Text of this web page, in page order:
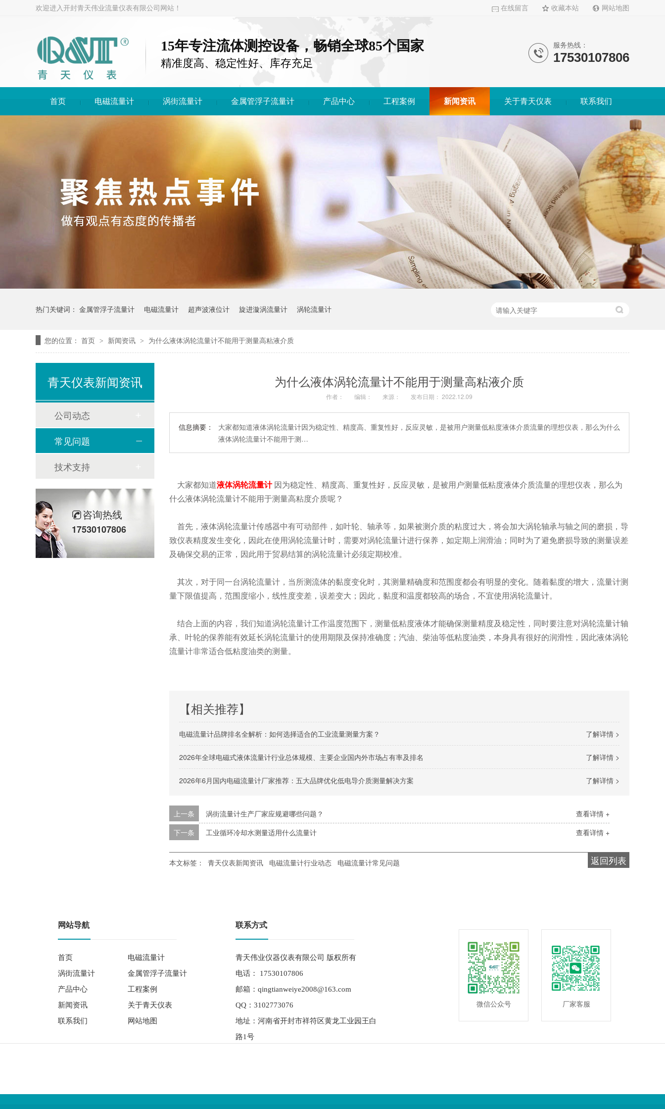
在线留言 收藏本站 网站地图
欢迎进入开封青天伟业流量仪表有限公司网站！
15年专注流体测控设备，畅销全球85个国家
精准度高、稳定性好、库存充足
服务热线：
17530107806
首页 电磁流量计 涡街流量计 金属管浮子流量计 产品中心 工程案例 新闻资讯 关于青天仪表 联系我们
热门关键词： 金属管浮子流量计 电磁流量计 超声波液位计 旋进漩涡流量计 涡轮流量计
您的位置： 首页 > 新闻资讯 > 为什么液体涡轮流量计不能用于测量高粘液介质
为什么液体涡轮流量计不能用于测量高粘液介质
作者： 编辑： 来源： 发布日期： 2022.12.09
信息摘要：
大家都知道液体涡轮流量计因为稳定性、精度高、重复性好，反应灵敏，是被用户测量低粘度液体介质流量的理想仪表，那么为什么
液体涡轮流量计不能用于测…
大家都知道液体涡轮流量计 因为稳定性、精度高、重复性好，反应灵敏，是被用户测量低粘度液体介质流量的理想仪表，那么为
什么液体涡轮流量计不能用于测量高粘度介质呢？
首先，液体涡轮流量计传感器中有可动部件，如叶轮、轴承等，如果被测介质的粘度过大，将会加大涡轮轴承与轴之间的磨损，导
致仪表精度发生变化，因此在使用涡轮流量计时，需要对涡轮流量计进行保养，如定期上润滑油；同时为了避免磨损导致的测量误差
及确保交易的正常，因此用于贸易结算的涡轮流量计必须定期校准。
其次，对于同一台涡轮流量计，当所测流体的黏度变化时，其测量精确度和范围度都会有明显的变化。随着黏度的增大，流量计测
量下限值提高，范围度缩小，线性度变差，误差变大；因此，黏度和温度都较高的场合，不宜使用涡轮流量计。
结合上面的内容，我们知道涡轮流量计工作温度范围下，测量低粘度液体才能确保测量精度及稳定性，同时要注意对涡轮流量计轴
承、叶轮的保养能有效延长涡轮流量计的使用期限及保持准确度；汽油、柴油等低粘度油类，本身具有很好的润滑性，因此液体涡轮
流量计非常适合低粘度油类的测量。
【相关推荐】
了解详情 >
电磁流量计品牌排名全解析：如何选择适合的工业流量测量方案？
了解详情 >
2026年全球电磁式液体流量计行业总体规模、主要企业国内外市场占有率及排名
了解详情 >
2026年6月国内电磁流量计厂家推荐：五大品牌优化低电导介质测量解决方案
查看详情 +
上一条
涡街流量计生产厂家应规避哪些问题？
查看详情 +
下一条 工业循环冷却水测量适用什么流量计
返回列表
本文标签： 青天仪表新闻资讯 电磁流量计行业动态 电磁流量计常见问题
青天仪表新闻资讯
公司动态
常见问题
技术支持
咨询热线
17530107806
网站导航
首页
电磁流量计
涡街流量计
金属管浮子流量计
产品中心
工程案例
新闻资讯
关于青天仪表
联系我们
网站地图
联系方式
青天伟业仪器仪表有限公司 版权所有
电话： 17530107806
邮箱：qingtianweiye2008@163.com
QQ：3102773076
地址：河南省开封市祥符区黄龙工业园王白
路1号
微信公众号 厂家客服